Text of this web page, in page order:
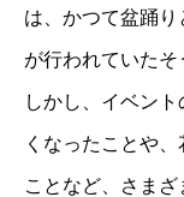
は、かつて盆踊り
が行われていたそ
しかし、イベン
くなったことや
ことなど、さま